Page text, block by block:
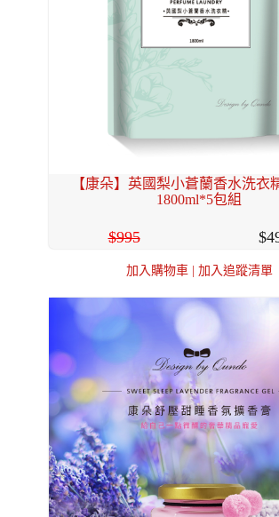
【康朵】英國梨小蒼蘭香水洗衣
1800ml*5包組
995
加入購物車 | 加入追蹤清單